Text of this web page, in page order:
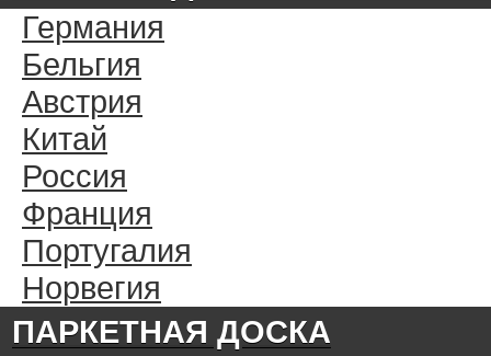
Германия
Бельгия
Австрия
Китай
Россия
Франция
Португалия
Норвегия
ПАРКЕТНАЯ ДОСКА